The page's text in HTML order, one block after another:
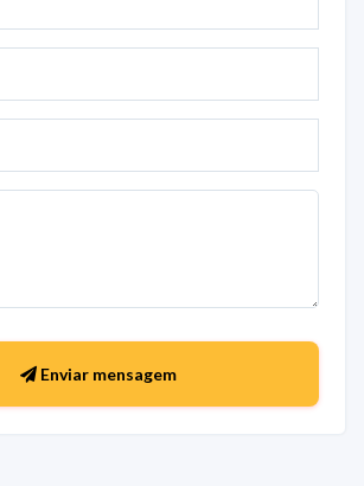
Enviar mensagem